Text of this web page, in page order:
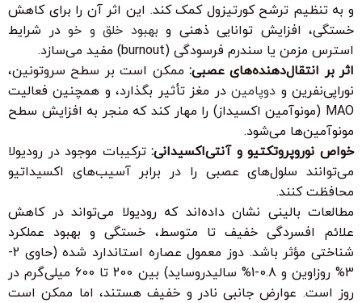
و به تنظیم ترشح کورتیزول کمک کند. این اثر آن را برای کاهش
خستگی، افزایش توانایی ذهنی و بهبود خلق و خو در شرایط
استرس مزمن یا سندرم فرسودگی (burnout) مفید می‌سازد.
اثر بر انتقال‌دهنده‌های عصبی: ممکن است بر سطح سروتونین،
نوراپی‌نفرین و دوپامیندر مغز تأثیر بگذارد، و همچنین فعالیت
MAO (مونوآمین اکسیداز) را مهار کند که منجر به افزایش سطح
مونوآمین‌ها می‌شود.
خواص نوروپروتکتیو و آنتی‌اکسیدانی:ترکیبات موجود در رودیولا
می‌توانند سلول‌های عصبی را در برابر آسیب‌های اکسیداتیو
محافظت کنند.
مطالعات بالینی نشان داده‌اند که رودیولا می‌تواند در کاهش
علائم افسردگی خفیف تا متوسط، خستگی و بهبود عملکرد
شناختی مؤثر باشد. دوز معمول عصاره استاندارد شده (حاوی 2-
3% روزاوین و 0.8-1% سالیدروساید) بین 200 تا 600 میلی‌گرم در
روز است. عوارض جانبی نادر و خفیف هستند، اما ممکن است